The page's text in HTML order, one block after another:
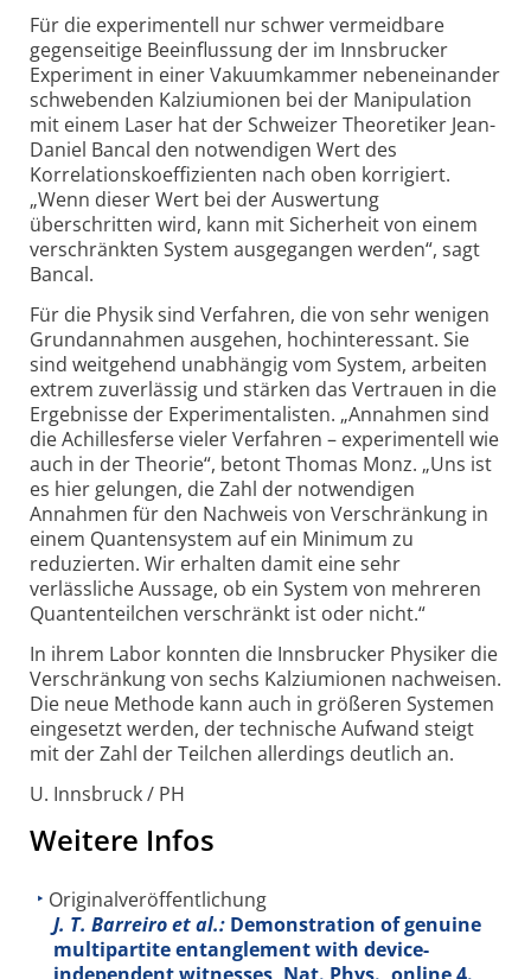
Für die experimentell nur schwer vermeidbare
gegenseitige Beeinflussung der im Innsbrucker
Experiment in einer Vakuumkammer nebeneinander
schwebenden Kalziumionen bei der Manipulation
mit einem Laser hat der Schweizer Theoretiker Jean-
Daniel Bancal den notwendigen Wert des
Korrelationskoeffizienten nach oben korrigiert.
„Wenn dieser Wert bei der Auswertung
überschritten wird, kann mit Sicherheit von einem
verschränkten System ausgegangen werden“, sagt
Bancal.
Für die Physik sind Verfahren, die von sehr wenigen
Grundannahmen ausgehen, hochinteressant. Sie
sind weitgehend unabhängig vom System, arbeiten
extrem zuverlässig und stärken das Vertrauen in die
Ergebnisse der Experimentalisten. „Annahmen sind
die Achillesferse vieler Verfahren – experimentell wie
auch in der Theorie“, betont Thomas Monz. „Uns ist
es hier gelungen, die Zahl der notwendigen
Annahmen für den Nachweis von Verschränkung in
einem Quantensystem auf ein Minimum zu
reduzierten. Wir erhalten damit eine sehr
verlässliche Aussage, ob ein System von mehreren
Quantenteilchen verschränkt ist oder nicht.“
In ihrem Labor konnten die Innsbrucker Physiker die
Verschränkung von sechs Kalziumionen nachweisen.
Die neue Methode kann auch in größeren Systemen
eingesetzt werden, der technische Aufwand steigt
mit der Zahl der Teilchen allerdings deutlich an.
U. Innsbruck / PH
Weitere Infos
Originalveröffentlichung
J. T. Barreiro et al.: Demonstration of genuine
multipartite entanglement with device-